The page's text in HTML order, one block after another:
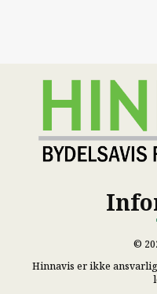
©
Hinnavis er ikke